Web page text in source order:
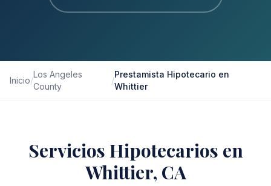
Inicio/
Los Angeles
County
/
Prestamista Hipotecario en
Whittier
Servicios Hipotecarios en
Whittier, CA